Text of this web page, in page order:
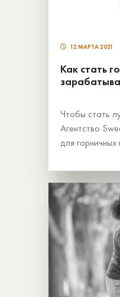
12 МАРТА 2021
Как стать
Чтобы стать
Агентство
для